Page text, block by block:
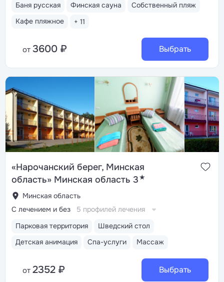
Баня русская Финская сауна
Собственный пляж
Кафе пляжное
+ 11
от 3600 ₽ Выбрать
«Нарочанский берег, Минская
область» Минская область 3★
Минская область
Парковая территория
Шведский стол
Детская анимация
Спа-услуги Массаж
С лечением и без 5 профилей лечения
от 2352 ₽ Выбрать